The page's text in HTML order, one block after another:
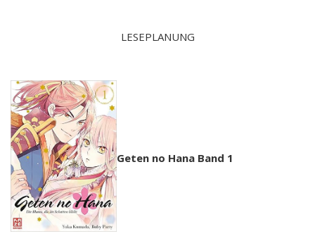
LESEPLANUNG
Geten no Hana Band 1